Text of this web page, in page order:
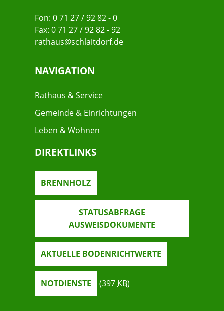
Fon: 0 71 27 / 92 82 - 0
Fax: 0 71 27 / 92 82 - 92
rathaus@schlaitdorf.de
NAVIGATION
Rathaus & Service
Gemeinde & Einrichtungen
Leben & Wohnen
DIREKTLINKS
BRENNHOLZ
STATUSABFRAGE
AUSWEISDOKUMENTE
AKTUELLE BODENRICHTWERTE
NOTDIENSTE (397 KB)